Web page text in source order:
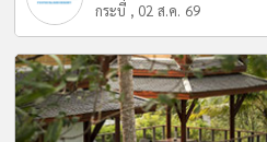
กระบี่ , 02 ส.ค. 69